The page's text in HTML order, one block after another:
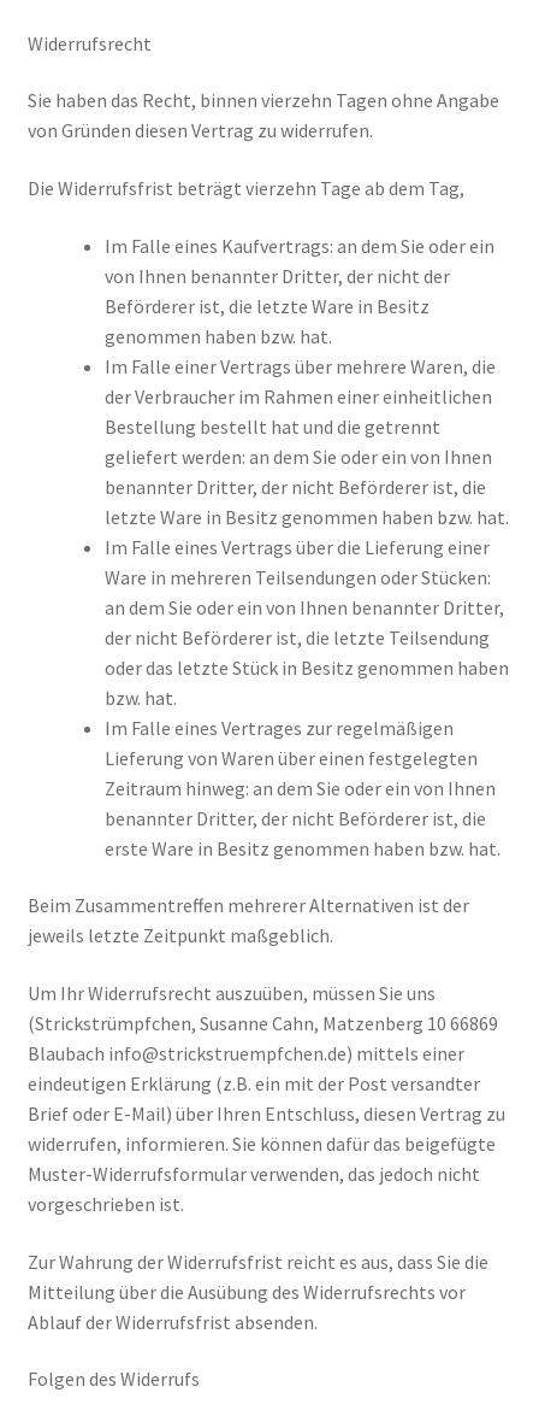
Widerrufsrecht
Sie haben das Recht, binnen vierzehn Tagen ohne Angabe
von Gründen diesen Vertrag zu widerrufen.
Die Widerrufsfrist beträgt vierzehn Tage ab dem Tag,
Im Falle eines Kaufvertrags: an dem Sie oder ein
von Ihnen benannter Dritter, der nicht der
Beförderer ist, die letzte Ware in Besitz
genommen haben bzw. hat.
Im Falle einer Vertrags über mehrere Waren, die
der Verbraucher im Rahmen einer einheitlichen
Bestellung bestellt hat und die getrennt
geliefert werden: an dem Sie oder ein von Ihnen
benannter Dritter, der nicht Beförderer ist, die
letzte Ware in Besitz genommen haben bzw. hat.
Im Falle eines Vertrags über die Lieferung einer
Ware in mehreren Teilsendungen oder Stücken:
an dem Sie oder ein von Ihnen benannter Dritter,
der nicht Beförderer ist, die letzte Teilsendung
oder das letzte Stück in Besitz genommen haben
bzw. hat.
Im Falle eines Vertrages zur regelmäßigen
Lieferung von Waren über einen festgelegten
Zeitraum hinweg: an dem Sie oder ein von Ihnen
benannter Dritter, der nicht Beförderer ist, die
erste Ware in Besitz genommen haben bzw. hat.
Beim Zusammentreffen mehrerer Alternativen ist der
jeweils letzte Zeitpunkt maßgeblich.
Um Ihr Widerrufsrecht auszuüben, müssen Sie uns
(Strickstrümpfchen, Susanne Cahn, Matzenberg 10 66869
Blaubach info@strickstruempfchen.de) mittels einer
eindeutigen Erklärung (z.B. ein mit der Post versandter
Brief oder E-Mail) über Ihren Entschluss, diesen Vertrag zu
widerrufen, informieren. Sie können dafür das beigefügte
Muster-Widerrufsformular verwenden, das jedoch nicht
vorgeschrieben ist.
Zur Wahrung der Widerrufsfrist reicht es aus, dass Sie die
Mitteilung über die Ausübung des Widerrufsrechts vor
Ablauf der Widerrufsfrist absenden.
Folgen des Widerrufs